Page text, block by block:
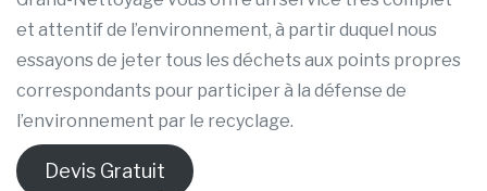
et attentif de l’environnement, à partir duquel nous
essayons de jeter tous les déchets aux points propres
correspondants pour participer à la défense de
l’environnement par le recyclage.
Devis Gratuit